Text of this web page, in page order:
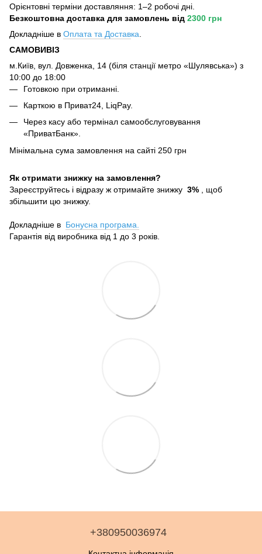
Орієнтовні терміни доставляння: 1–2 робочі дні.
Безкоштовна доставка для замовлень від 2300 грн
Докладніше в Оплата та Доставка
САМОВИВІЗ
м.Київ, вул. Довженка, 14 (біля станції метро «Шулявська») з
10:00 до 18:00
Готовкою при отриманні.
Карткою в Приват24, LiqPay.
Через касу або термінал самообслуговування
«ПриватБанк».
Мінімальна сума замовлення на сайті 250 грн
Як отримати знижку на замовлення?
Зареєструйтесь і відразу ж отримайте знижку 3% , щоб
збільшити цю знижку.
Докладніше в Бонусна програма.
Гарантія від виробника від 1 до 3 років.
+380950036974